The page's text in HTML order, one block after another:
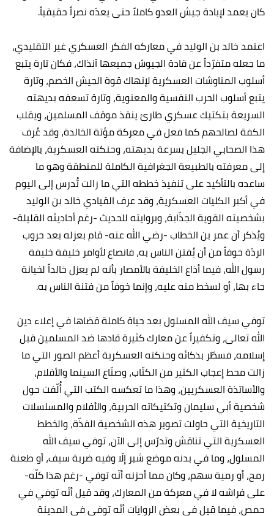
كان يعمد لإبادة جيش العدو كاملاً حتى يعدّه نصراً حقيقياً.
اعتمد خالد بن الوليد في معاركه الفكر العسكري غير التقليدي،
ما جعله متفرّداً عن قادة الجيوش جميعها آنذاك، فكان تارة يتبع
أسلوب المناوشات العسكرية لإنهاك قوة الجيش الخصم، وتارة
يتبع أسلوب الحرب النفسية والمعنوية، وتارة تسعفه بديهته
السريعة بتكتيك عسكري طارئ ينقذ موقف المسلمين، ويقلب
الكفة لصالحهم كما فعل في معركة مؤتة الخالدة، وقد عُرف
هذا الصحابي الجليل بسرعة بديهته، وحنكته العسكرية، بالإضافة
إلى معرفته بالطبيعة الجغرافية الكاملة للمنطقة وهو ما
ساعده بالتأكيد على تنفيذ خططه التي ما زالت تُدرس إلى اليوم
في أكبر الكليات العسكرية، وقد عرف القيادي خالد بن الوليد
بشخصيته القوية الجذّابة، وبروايته للحديث -رغم أحاديثه القليلة-
ويُذكر أن عمر بن الخطاب -رضي الله عنه- قام بعزله بعد حروب
الردّة خوفاً من أن يُفتن الناس به، فانصاع لأوامر خليفة خليفة
رسول الله، فيما أذاع الخليفة بالأمصار بأنه لم يعزل خالداً لخيانة
جاء بها، أو لسخط منه عليه، وإنما خوفاً من فتنة الناس به.
توفي سيف الله المسلول بعد حياة كاملة قضاها في إعلاء دين
الله تعالى، وتكفيراً عن معارك كثيرة قادها ضد المسلمين قبل
إسلامه، فسطّر بذكائه وحنكته العسكرية أعظم الصور التي ما
زالت محط إعجاب الكثير من الكتّاب، وصنّاع السينما والأفلام،
والأساتذة العسكريين، وهذا ما تعكسه الكتب التي أُلّفت حول
شخصية أبي سليمان وتكتيكاته الحربية، والأفلام والمسلسلات
التاريخية التي حاولت تصوير هذه الشخصية الفذّة، والخطط
العسكرية التي تناقش وتدرّس إلى الآن، توفي سيف الله
المسلول، وما في بدنه موضع شبر إلّا وفيه ضربة سيف، أو طعنة
رمح، أو رمية سهم، وكان مما أحزنه أنّه توفي -رغم هذا كلّه-
على فراشه لا في معركة من المعارك، وقد قيل أنّه توفي في
حمص، فيما قيل في بعض الروايات أنّه توفي في المدينة